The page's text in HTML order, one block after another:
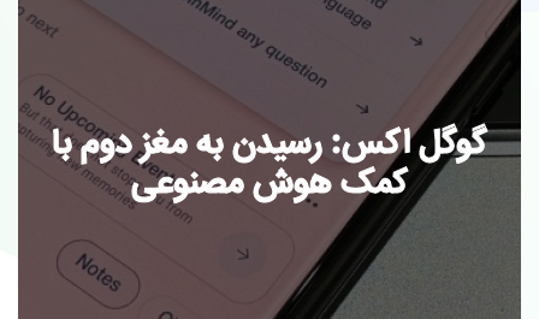
گوگل اکس: رسیدن به مغز دوم با
کمک هوش مصنوعی